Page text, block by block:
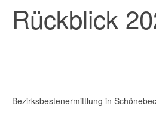
Rückblick
Bezirksbestenermittlung in